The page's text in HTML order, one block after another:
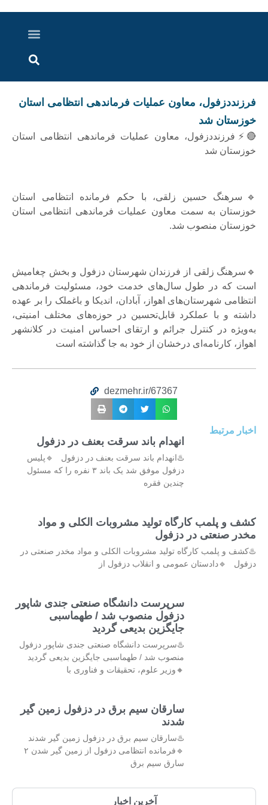
فرزنددزفول، معاون عملیات فرماندهی انتظامی استان
خوزستان شد
🔴⚡فرزنددزفول، معاون عملیات فرماندهی انتظامی استان
خوزستان شد
🔹سرهنگ حسین زلقی، با حکم فرمانده انتظامی استان
خوزستان به سمت معاون عملیات فرماندهی انتظامی استان
خوزستان منصوب شد.
🔹سرهنگ زلقی از فرزندان شهرستان دزفول و بخش چغامیش
است که در طول سال‌های خدمت خود، مسئولیت فرماندهی
انتظامی شهرستان‌های اهواز، آبادان، اندیکا و باغملک را بر عهده
داشته و با عملکرد قابل‌تحسین در حوزه‌های مختلف امنیتی،
به‌ویژه در کنترل جرائم و ارتقای احساس امنیت در کلانشهر
اهواز، کارنامه‌ای درخشان از خود به جا گذاشته است
dezmehr.ir/67367
اخبار مرتبط
انهدام باند سرقت بعنف در دزفول
♨️انهدام باند سرقت بعنف در دزفول 🔹پلیس
دزفول موفق شد یک باند ۳ نفره را که مسئول
چندین فقره
کشف و پلمب کارگاه تولید مشروبات الکلی و مواد
مخدر صنعتی در دزفول
♨️کشف و پلمب کارگاه تولید مشروبات الکلی و مواد مخدر صنعتی در
دزفول 🔹دادستان عمومی و انقلاب دزفول از
سرپرست دانشگاه صنعتی جندی شاپور
دزفول منصوب شد / طهماسبی
جایگزین بدیعی گردید
♨️سرپرست دانشگاه صنعتی جندی شاپور دزفول
منصوب شد / طهماسبی جایگزین بدیعی گردید
🔸وزیر علوم، تحقیقات و فناوری با
سارقان سیم برق در دزفول زمین گیر
شدند
♨️سارقان سیم برق در دزفول زمین گیر شدند
🔹فرمانده انتظامی دزفول از زمین گیر شدن ۲
سارق سیم برق
آخرین اخبار